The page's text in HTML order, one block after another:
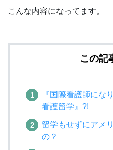
こんな内容になってます。
この記
『国際看護師にな
看護留学』?!
留学もせずにアメ
の？